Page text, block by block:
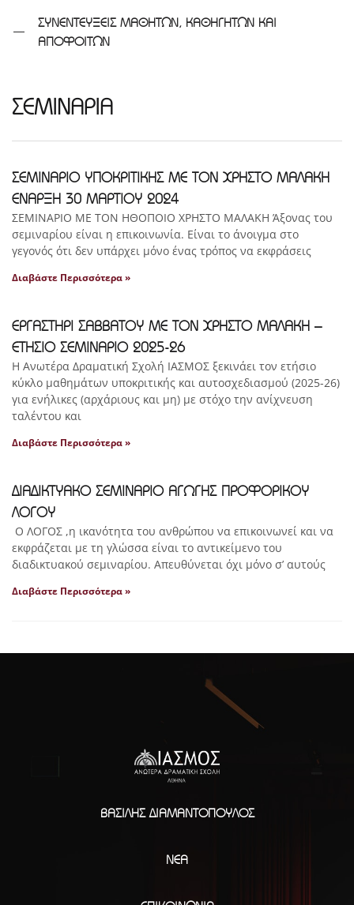
ΣΥΝΕΝΤΕΥΞΕΙΣ ΜΑΘΗΤΩΝ, ΚΑΘΗΓΗΤΩΝ ΚΑΙ
ΑΠΟΦΟΙΤΩΝ
ΣΕΜΙΝΑΡΙΑ
ΣΕΜΙΝΑΡΙΟ ΥΠΟΚΡΙΤΙΚΗΣ ΜΕ ΤΟΝ ΧΡΗΣΤΟ ΜΑΛΑΚΗ
ΕΝΑΡΞΗ 30 ΜΑΡΤΙΟΥ 2024
ΣΕΜΙΝΑΡΙΟ ΜΕ ΤΟΝ ΗΘΟΠΟΙΟ ΧΡΗΣΤΟ ΜΑΛΑΚΗ Άξονας του
σεμιναρίου είναι η επικοινωνία. Είναι το άνοιγμα στο
γεγονός ότι δεν υπάρχει μόνο ένας τρόπος να εκφράσεις
Διαβάστε Περισσότερα »
ΕΡΓΑΣΤΗΡΙ ΣΑΒΒΑΤΟΥ ΜΕ ΤΟΝ ΧΡΗΣΤΟ ΜΑΛΑΚΗ –
ΕΤΗΣΙΟ ΣΕΜΙΝΑΡΙΟ 2025-26
Η Ανωτέρα Δραματική Σχολή ΙΑΣΜΟΣ ξεκινάει τον ετήσιο
κύκλο μαθημάτων υποκριτικής και αυτοσχεδιασμού (2025-26)
για ενήλικες (αρχάριους και μη) με στόχο την ανίχνευση
ταλέντου και
Διαβάστε Περισσότερα »
ΔΙΑΔΙΚΤΥΑΚΟ ΣΕΜΙΝΑΡΙΟ ΑΓΩΓΗΣ ΠΡΟΦΟΡΙΚΟΥ
ΛΟΓΟΥ
Ο ΛΟΓΟΣ ,η ικανότητα του ανθρώπου να επικοινωνεί και να
εκφράζεται με τη γλώσσα είναι το αντικείμενο του
διαδικτυακού σεμιναρίου. Απευθύνεται όχι μόνο σ’ αυτούς
Διαβάστε Περισσότερα »
ΒΑΣΊΛΗΣ ΔΙΑΜΑΝΤΌΠΟΥΛΟΣ
ΝΈΑ